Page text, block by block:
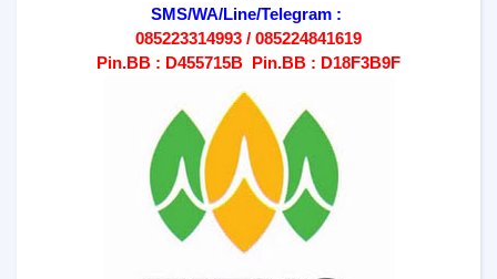
SMS/WA/Line/Telegram :
085223314993 / 085224841619
Pin.BB : D455715B Pin.BB : D18F3B9F